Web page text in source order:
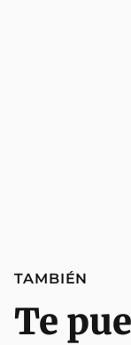
TAMBIÉN
Te